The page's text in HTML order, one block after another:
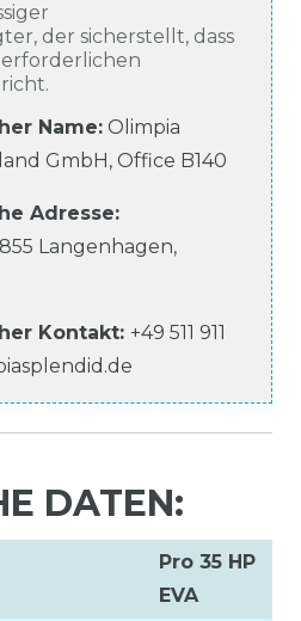
der sicherstellt, dass
Name: Olimpia
GmbH, Office B140
Adresse:
Langenhagen,
Kontakt: +49 511 911
DATEN:
Pro 35 HP
EVA